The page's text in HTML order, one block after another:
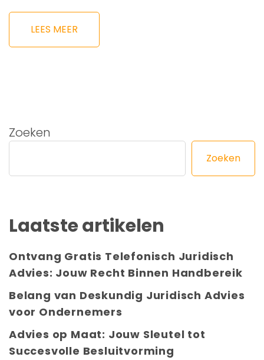
LEES MEER
Zoeken
Zoeken
Laatste artikelen
Ontvang Gratis Telefonisch Juridisch
Advies: Jouw Recht Binnen Handbereik
Belang van Deskundig Juridisch Advies
voor Ondernemers
Advies op Maat: Jouw Sleutel tot
Succesvolle Besluitvorming